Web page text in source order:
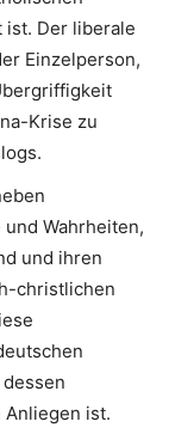
ist. Der liberale
Einzelperson,
Krise zu
Wahrheiten,
und ihren
christlichen
ist.